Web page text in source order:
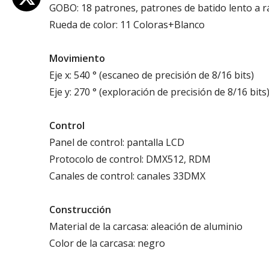
GOBO: 18 patrones, patrones de batido lento a
Rueda de color: 11 Coloras+Blanco
Movimiento
Eje x: 540 ° (escaneo de precisión de 8/16 bits)
Eje y: 270 ° (exploración de precisión de 8/16 bits)
Control
Panel de control: pantalla LCD
Protocolo de control: DMX512, RDM
Canales de control: canales 33DMX
Construcción
Material de la carcasa: aleación de aluminio
Color de la carcasa: negro